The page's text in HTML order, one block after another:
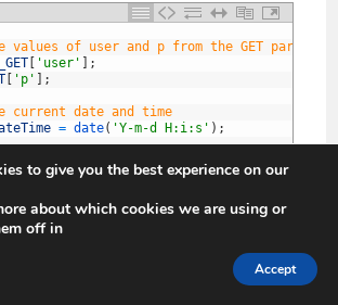
of user and p from the GET
[ 'user' ] ;
[ 'p' ] ;
current date and time
= date( 'Y-m-d H:i:s' ) ;
= array(
=> $user ,
$p
to give you the best experience on our
about which cookies we are using or
off in
Accept